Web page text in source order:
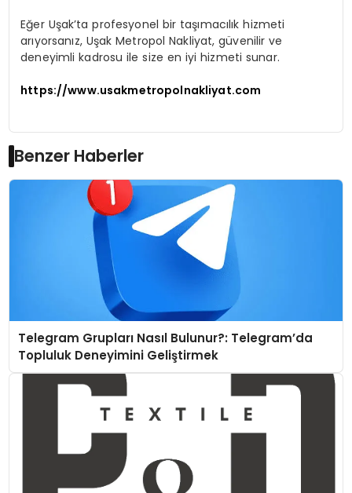
Eğer Uşak’ta profesyonel bir taşımacılık hizmeti
arıyorsanız, Uşak Metropol Nakliyat, güvenilir ve
deneyimli kadrosu ile size en iyi hizmeti sunar.
https://www.usakmetropolnakliyat.com
Benzer Haberler
Telegram Grupları Nasıl Bulunur?: Telegram’da
Topluluk Deneyimini Geliştirmek